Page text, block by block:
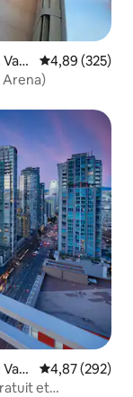
Évaluation
4,89 (325)
Arena)
Évaluation
4,87 (292)
et